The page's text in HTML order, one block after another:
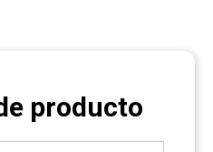
producto